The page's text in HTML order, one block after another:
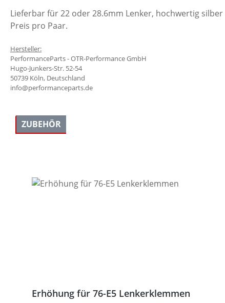
Lieferbar für 22 oder 28.6mm Lenker, hochwertig
Preis pro Paar.
Hersteller:
PerformanceParts - OTR-Performance GmbH
Hugo-Junkers-Str. 52-54
50739 Köln, Deutschland
info@performanceparts.de
ZUBEHÖR
Erhöhung für 76-E5 Lenkerklemmen